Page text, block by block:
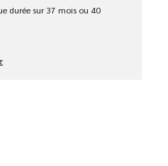
durée sur 37 mois ou 40